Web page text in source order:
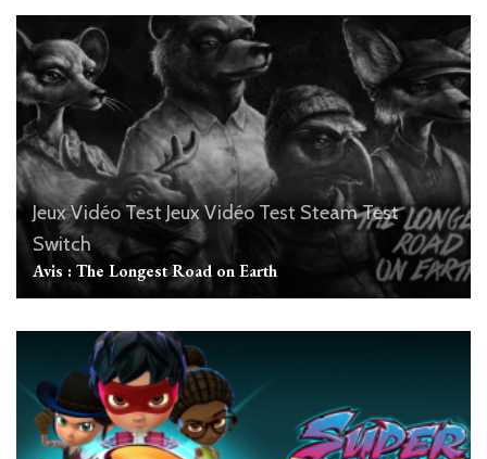
Jeux VidéoTest Jeux Vidéo Test SteamTest
Switch
Avis : The Longest Road on Earth